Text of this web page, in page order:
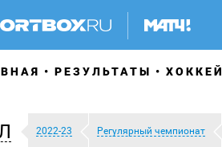
РЕЗУЛЬТАТЫ ХОККЕЙ
2022-23 Регулярный чемпионат